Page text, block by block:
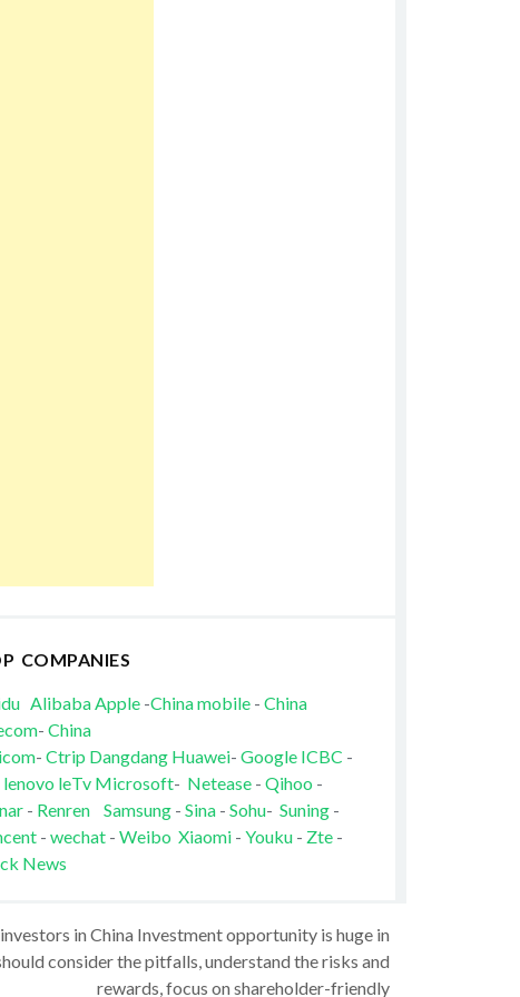
COMPANIES
AlibabaApple-China mobile- China
- China
- Ctrip Dangdang Huawei- Google ICBC -
lenovo leTv Microsoft- Netease- Qihoo -
- Renren Samsung- Sina- Sohu- Suning-
- wechat - Weibo Xiaomi- Youku - Zte-
News
in China Investment opportunity is huge in
consider the pitfalls, understand the risks and
rewards, focus on shareholder-friendly